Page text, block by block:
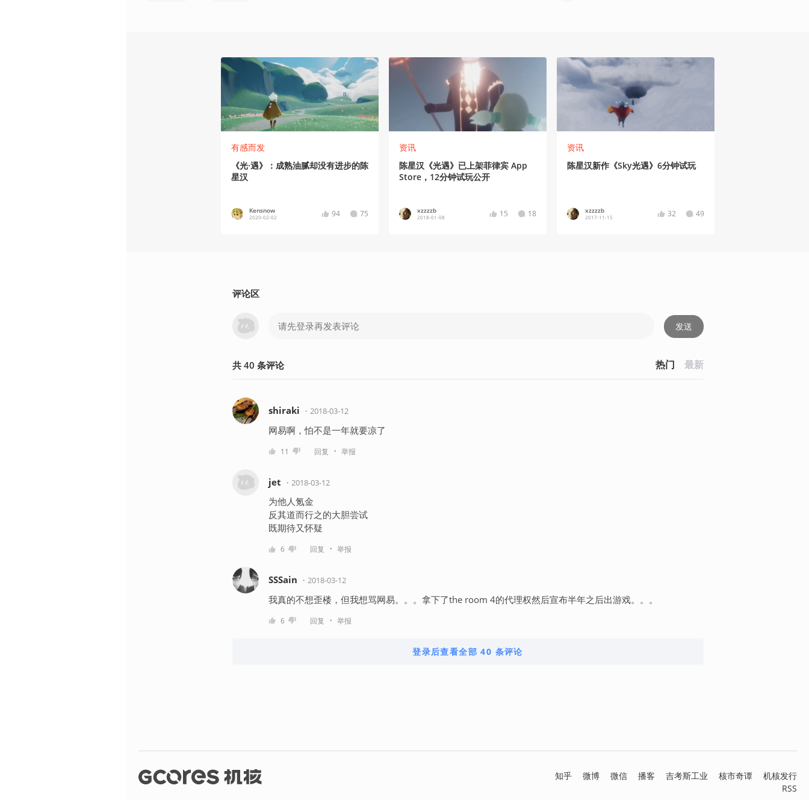
有感而发
《光·遇》：成熟油腻却没有进步的陈
星汉
Kensnow
2020-02-02 94 75
资讯
陈星汉《光遇》已上架菲律宾 App
Store，12分钟试玩公开
xzzzzb
2018-01-08 15 18
资讯
陈星汉新作《Sky光遇》6分钟试玩
xzzzzb
2017-11-15 32 49
评论区
发送
共 40 条评论 热门 最新
shiraki ・ 2018-03-12
网易啊，怕不是一年就要凉了
11 回复 ・ 举报
jet ・ 2018-03-12
为他人氪金
反其道而行之的大胆尝试
既期待又怀疑
6 回复 ・ 举报
SSSain ・ 2018-03-12
我真的不想歪楼，但我想骂网易。。。拿下了the room 4的代理权然后宣布半年之后出游戏。。。
6 回复 ・ 举报
登录后查看全部 40 条评论
知乎 微博 微信 播客 吉考斯工业 核市奇谭
机核发行
RSS